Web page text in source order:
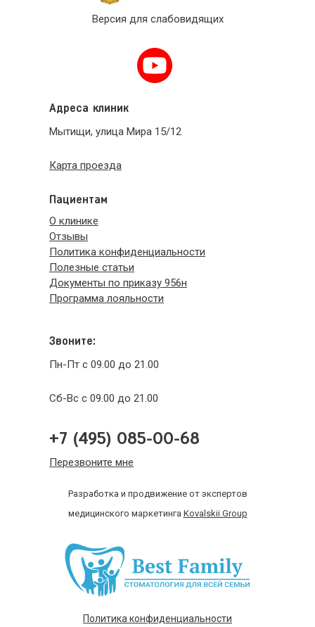
Версия для слабовидящих
Адреса клиник
Мытищи, улица Мира 15/12
Карта проезда
Пациентам
О клинике
Отзывы
Политика конфиденциальности
Полезные статьи
Документы по приказу 956н
Программа лояльности
Звоните:
Пн-Пт с 09.00 до 21.00
Сб-Вс с 09.00 до 21.00
+7 (495) 085-00-68
Перезвоните мне
Разработка и продвижение от экспертов
медицинского маркетинга Kovalskii.Group
Политика конфиденциальности